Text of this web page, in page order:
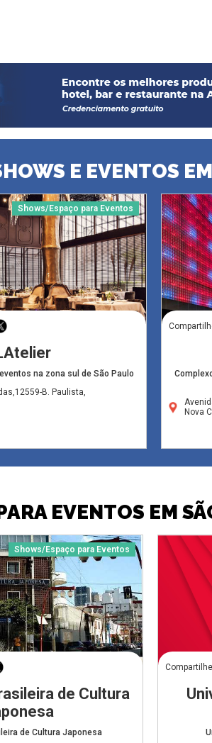
E EVENTOS
Shows/Espaço para Eventos
na zona sul de São Paulo
B. Paulista,
Nova
EVENTOS EM
Shows/Espaço para Eventos
de Cultura
de Cultura Japonesa
Compartilhe